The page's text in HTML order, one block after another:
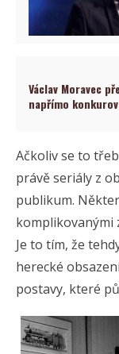
Václav Moravec
napřímo
Ačkoliv se to
právě seriály z
publikum.
komplikovanými
Je to tím, že
herecké
postavy, které